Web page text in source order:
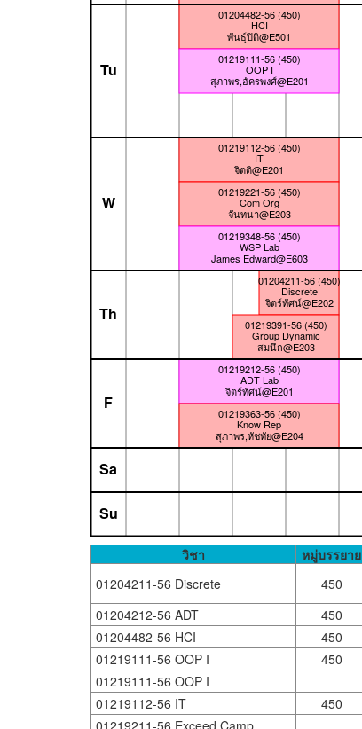
01204211-56 (450)
Discrete
จิตร์ทัศน์@E202
01204482-56 (450)
HCI
พันธุ์ปิติ@E501
01219111-56 (450)
OOP I
สุภาพร,อัครพงศ์@E201
01219112-56 (450)
IT
จิตติ@E201
01219212-56 (450)
ADT Lab
จิตร์ทัศน์@E201
01219221-56 (450)
Com Org
จันทนา@E203
01219348-56 (450)
WSP Lab
James Edward@E603
01219363-56 (450)
Know Rep
สุภาพร,หัชทัย@E204
01219391-56 (450)
Group Dynamic
สมนึก@E203
Tu
W
Th
F
Sa
Su
วิชา หมู่บรรยาย
01204211-56 Discrete
450
01204212-56 ADT
450
01204482-56 HCI
450
01219111-56 OOP I
450
01219111-56 OOP I
01219112-56 IT
450
01219211-56 Exceed Camp